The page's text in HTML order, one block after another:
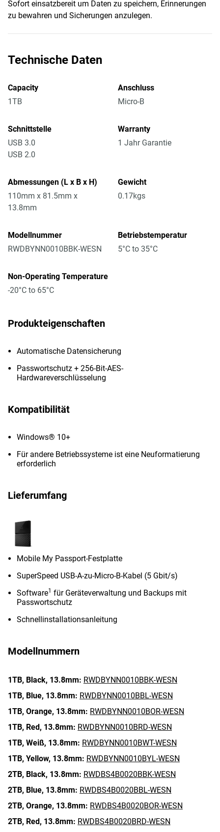
Sofort einsatzbereit um Daten zu speichern, Erinnerungen
zu bewahren und Sicherungen anzulegen.
Technische Daten
Capacity
1TB
Anschluss
Micro-B
Schnittstelle
USB 3.0
USB 2.0
Warranty
1 Jahr Garantie
Abmessungen (L x B x H)
110mm x 81.5mm x
13.8mm
Gewicht
0.17kgs
Modellnummer
RWDBYNN0010BBK-WESN
Betriebstemperatur
5°C to 35°C
Non-Operating Temperature
-20°C to 65°C
Produkteigenschaften
Automatische Datensicherung
Passwortschutz + 256-Bit-AES-
Hardwareverschlüsselung
Kompatibilität
Windows® 10+
Für andere Betriebssysteme ist eine Neuformatierung
erforderlich
Lieferumfang
Mobile My Passport-Festplatte
SuperSpeed ​​USB-A-zu-Micro-B-Kabel (5 Gbit/s)
Software1 für Geräteverwaltung und Backups mit
Passwortschutz
Schnellinstallationsanleitung
Modellnummern
1TB, Black, 13.8mm: RWDBYNN0010BBK-WESN
1TB, Blue, 13.8mm: RWDBYNN0010BBL-WESN
1TB, Orange, 13.8mm: RWDBYNN0010BOR-WESN
1TB, Red, 13.8mm: RWDBYNN0010BRD-WESN
1TB, Weiß, 13.8mm: RWDBYNN0010BWT-WESN
1TB, Yellow, 13.8mm: RWDBYNN0010BYL-WESN
2TB, Black, 13.8mm: RWDBS4B0020BBK-WESN
2TB, Blue, 13.8mm: RWDBS4B0020BBL-WESN
2TB, Orange, 13.8mm: RWDBS4B0020BOR-WESN
2TB, Red, 13.8mm: RWDBS4B0020BRD-WESN